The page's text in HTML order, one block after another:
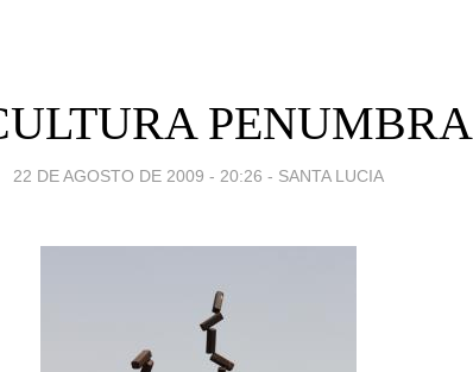
PENUMBRA
22 DE AGOSTO DE 2009 - 20:26 - SANTA LUCIA